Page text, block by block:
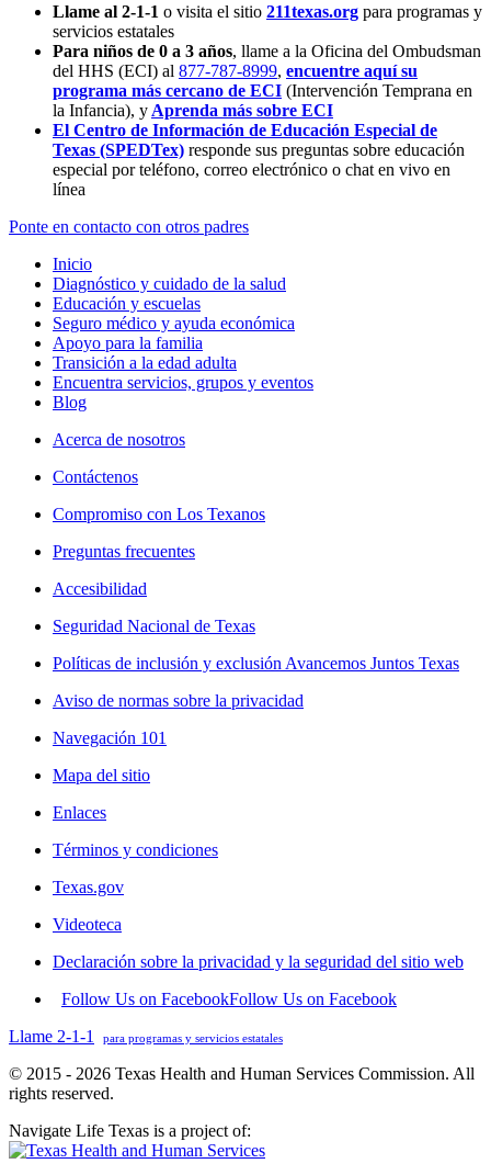
Llame al 2-1-1 o visita el sitio 211texas.org para programas y
servicios estatales
Para niños de 0 a 3 años, llame a la Oficina del Ombudsman
del HHS (ECI) al 877-787-8999, encuentre aquí su
programa más cercano de ECI (Intervención Temprana en
la Infancia), y Aprenda más sobre ECI
El Centro de Información de Educación Especial de
Texas (SPEDTex) responde sus preguntas sobre educación
especial por teléfono, correo electrónico o chat en vivo en
línea
Ponte en contacto con otros padres
Inicio
Diagnóstico y cuidado de la salud
Educación y escuelas
Seguro médico y ayuda económica
Apoyo para la familia
Transición a la edad adulta
Encuentra servicios, grupos y eventos
Blog
Acerca de nosotros
Contáctenos
Compromiso con Los Texanos
Preguntas frecuentes
Accesibilidad
Seguridad Nacional de Texas
Políticas de inclusión y exclusión Avancemos Juntos Texas
Aviso de normas sobre la privacidad
Navegación 101
Mapa del sitio
Enlaces
Términos y condiciones
Texas.gov
Videoteca
Declaración sobre la privacidad y la seguridad del sitio web
Follow Us on FacebookFollow Us on Facebook
Llame 2-1-1
para programas y servicios estatales
© 2015 - 2026 Texas Health and Human Services Commission. All
rights reserved.
Navigate Life Texas is a project of: